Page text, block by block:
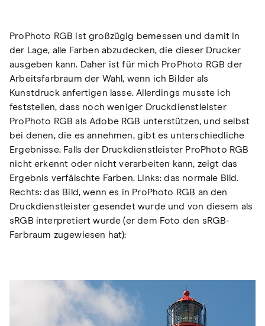
ProPhoto RGB ist großzügig bemessen und damit in
der Lage, alle Farben abzudecken, die dieser Drucker
ausgeben kann. Daher ist für mich ProPhoto RGB der
Arbeitsfarbraum der Wahl, wenn ich Bilder als
Kunstdruck anfertigen lasse. Allerdings musste ich
feststellen, dass noch weniger Druckdienstleister
ProPhoto RGB als Adobe RGB unterstützen, und selbst
bei denen, die es annehmen, gibt es unterschiedliche
Ergebnisse. Falls der Druckdienstleister ProPhoto RGB
nicht erkennt oder nicht verarbeiten kann, zeigt das
Ergebnis verfälschte Farben. Links: das normale Bild.
Rechts: das Bild, wenn es in ProPhoto RGB an den
Druckdienstleister gesendet wurde und von diesem als
sRGB interpretiert wurde (er dem Foto den sRGB-
Farbraum zugewiesen hat):